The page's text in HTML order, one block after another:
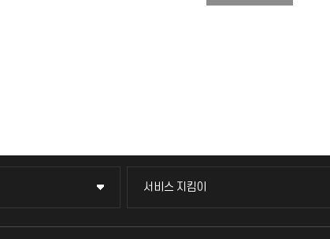
서비스 지킴이
서비스 지킴이
묻고 답하기